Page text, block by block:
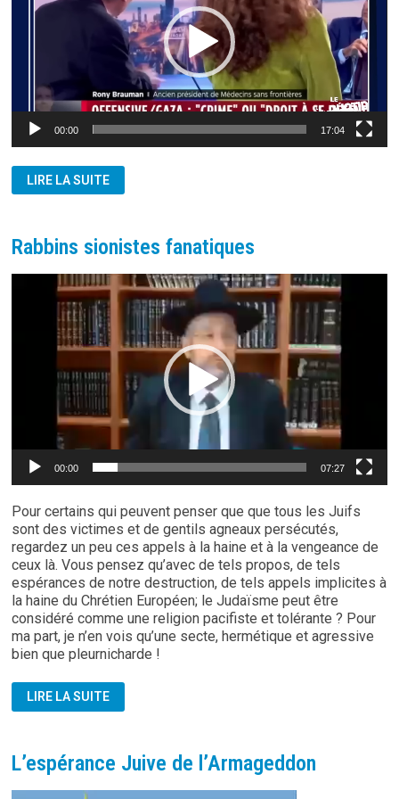
00:00 17:04
RONY
BRAUMAN
ISRAÉLIENNE
LIRE LA SUITE
Rabbins sionistes fanatiques
00:00 07:27
Pour certains qui peuvent penser que que tous les Juifs
sont des victimes et de gentils agneaux persécutés,
regardez un peu ces appels à la haine et à la vengeance de
ceux là. Vous pensez qu’avec de tels propos, de tels
espérances de notre destruction, de tels appels implicites à
la haine du Chrétien Européen; le Judaïsme peut être
considéré comme une religion pacifiste et tolérante ? Pour
ma part, je n’en vois qu’une secte, hermétique et agressive
bien que pleurnicharde !
RABBINS
SIONISTES
LIRE LA SUITE
L’espérance Juive de l’Armageddon